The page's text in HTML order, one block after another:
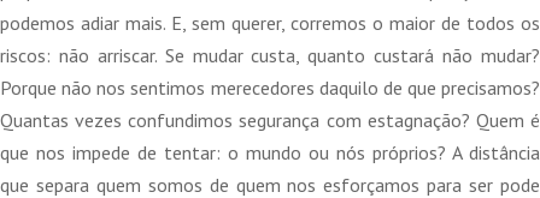
podemos adiar mais. E, sem querer, corremos o maior de todos os
riscos: não arriscar. Se mudar custa, quanto custará não mudar?
Porque não nos sentimos merecedores daquilo de que precisamos?
Quantas vezes confundimos segurança com estagnação? Quem é
que nos impede de tentar: o mundo ou nós próprios? A distância
que separa quem somos de quem nos esforçamos para ser pode